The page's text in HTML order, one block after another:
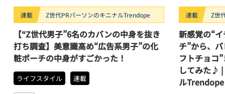
連載 Z世代PRパーソンのキニナルTrendope
【“Z世代男子”6名のカバンの中身を抜き
打ち調査】美意識高め“広告系男子”の化
粧ポーチの中身がすごかった！
ライフスタイル 連載
連載 Z世
新感覚の“
チ”から、
フトチョコ
してみた♪ |
ルTrendope